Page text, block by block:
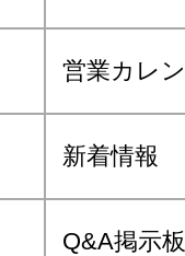
営業カレ
新着情報
Q&A掲示板